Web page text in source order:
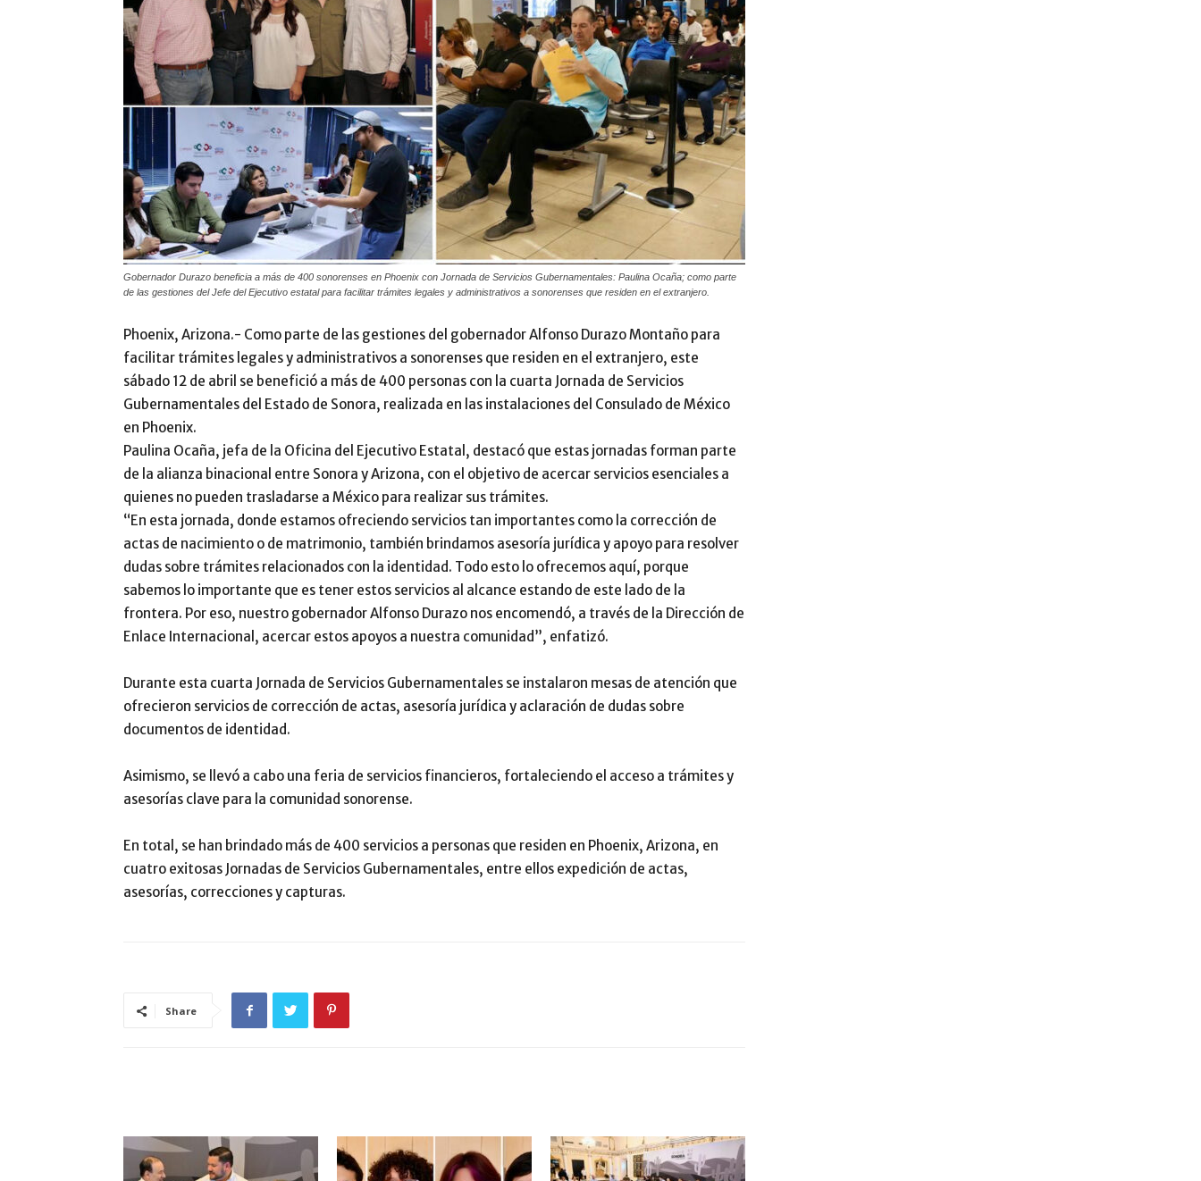
Gobernador Durazo beneficia a más de 400 sonorenses en Phoenix con Jornada de Servicios Gubernamentales: Paulina Ocaña; como parte
de las gestiones del Jefe del Ejecutivo estatal para facilitar trámites legales y administrativos a sonorenses que residen en el extranjero.
Phoenix, Arizona.- Como parte de las gestiones del gobernador Alfonso Durazo Montaño para
facilitar trámites legales y administrativos a sonorenses que residen en el extranjero, este
sábado 12 de abril se benefició a más de 400 personas con la cuarta Jornada de Servicios
Gubernamentales del Estado de Sonora, realizada en las instalaciones del Consulado de México
en Phoenix.
Paulina Ocaña, jefa de la Oficina del Ejecutivo Estatal, destacó que estas jornadas forman parte
de la alianza binacional entre Sonora y Arizona, con el objetivo de acercar servicios esenciales a
quienes no pueden trasladarse a México para realizar sus trámites.
“En esta jornada, donde estamos ofreciendo servicios tan importantes como la corrección de
actas de nacimiento o de matrimonio, también brindamos asesoría jurídica y apoyo para resolver
dudas sobre trámites relacionados con la identidad. Todo esto lo ofrecemos aquí, porque
sabemos lo importante que es tener estos servicios al alcance estando de este lado de la
frontera. Por eso, nuestro gobernador Alfonso Durazo nos encomendó, a través de la Dirección de
Enlace Internacional, acercar estos apoyos a nuestra comunidad”, enfatizó.
Durante esta cuarta Jornada de Servicios Gubernamentales se instalaron mesas de atención que
ofrecieron servicios de corrección de actas, asesoría jurídica y aclaración de dudas sobre
documentos de identidad.
Asimismo, se llevó a cabo una feria de servicios financieros, fortaleciendo el acceso a trámites y
asesorías clave para la comunidad sonorense.
En total, se han brindado más de 400 servicios a personas que residen en Phoenix, Arizona, en
cuatro exitosas Jornadas de Servicios Gubernamentales, entre ellos expedición de actas,
asesorías, correcciones y capturas.
Share